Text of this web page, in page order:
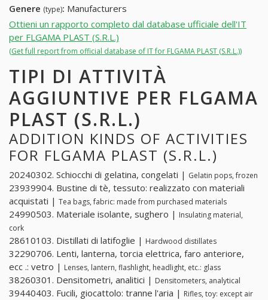
Genere (type): Manufacturers
Ottieni un rapporto completo dal database ufficiale dell'IT
per FLGAMA PLAST (S.R.L.)
(Get full report from official database of IT for FLGAMA PLAST (S.R.L.))
TIPI DI ATTIVITÀ
AGGIUNTIVE PER FLGAMA
PLAST (S.R.L.)
ADDITION KINDS OF ACTIVITIES
FOR FLGAMA PLAST (S.R.L.)
20240302. Schiocchi di gelatina, congelati | Gelatin pops, frozen
23939904. Bustine di tè, tessuto: realizzato con materiali
acquistati | Tea bags, fabric: made from purchased materials
24990503. Materiale isolante, sughero | Insulating material,
cork
28610103. Distillati di latifoglie | Hardwood distillates
32290706. Lenti, lanterna, torcia elettrica, faro anteriore,
ecc .: vetro | Lenses, lantern, flashlight, headlight, etc.: glass
38260301. Densitometri, analitici | Densitometers, analytical
39440403. Fucili, giocattolo: tranne l'aria | Rifles, toy: except air